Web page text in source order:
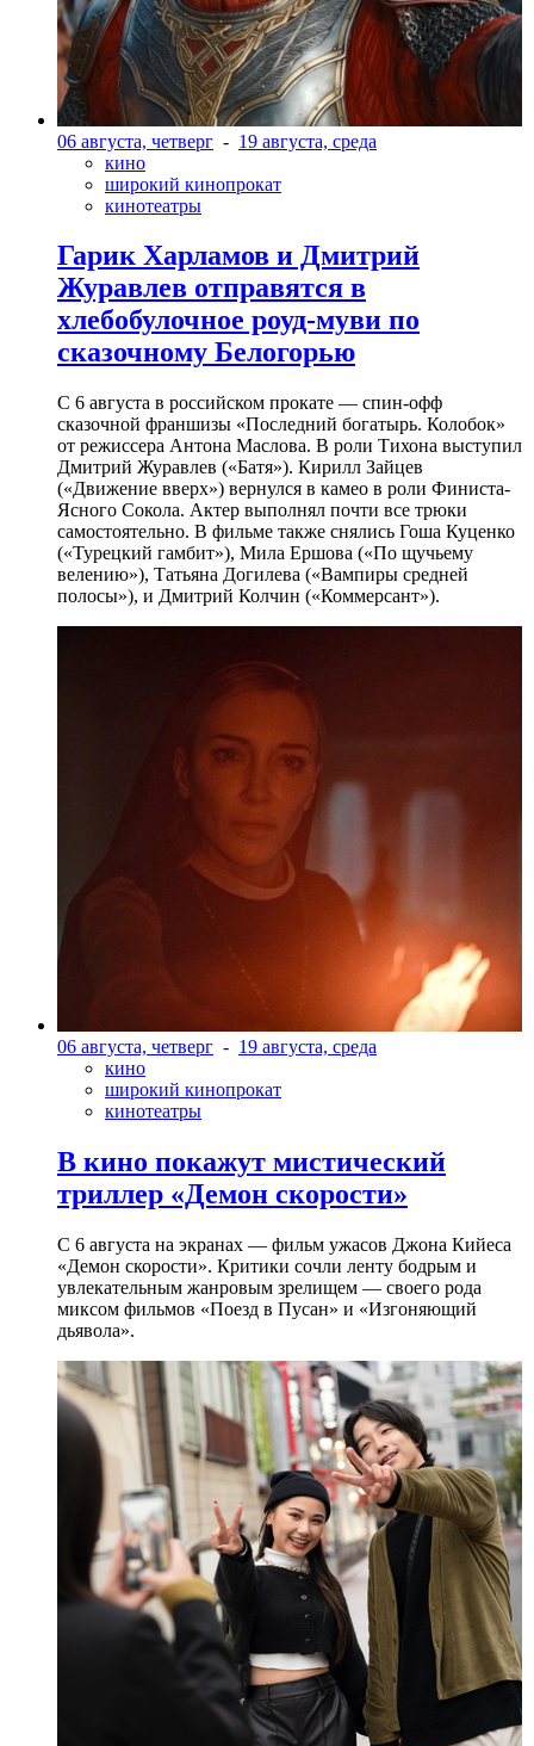
06 августа, четверг - 19 августа, среда
кино
широкий кинопрокат
кинотеатры
Гарик Харламов и Дмитрий
Журавлев отправятся в
хлебобулочное роуд-муви по
сказочному Белогорью
С 6 августа в российском прокате — спин-офф
сказочной франшизы «Последний богатырь. Колобок»
от режиссера Антона Маслова. В роли Тихона выступил
Дмитрий Журавлев («Батя»). Кирилл Зайцев
(«Движение вверх») вернулся в камео в роли Финиста-
Ясного Сокола. Актер выполнял почти все трюки
самостоятельно. В фильме также снялись Гоша Куценко
(«Турецкий гамбит»), Мила Ершова («По щучьему
велению»), Татьяна Догилева («Вампиры средней
полосы»), и Дмитрий Колчин («Коммерсант»).
06 августа, четверг - 19 августа, среда
кино
широкий кинопрокат
кинотеатры
В кино покажут мистический
триллер «Демон скорости»
С 6 августа на экранах — фильм ужасов Джона Кийеса
«Демон скорости». Критики сочли ленту бодрым и
увлекательным жанровым зрелищeм — своего рода
миксом фильмов «Поезд в Пусан» и «Изгоняющий
дьявола».